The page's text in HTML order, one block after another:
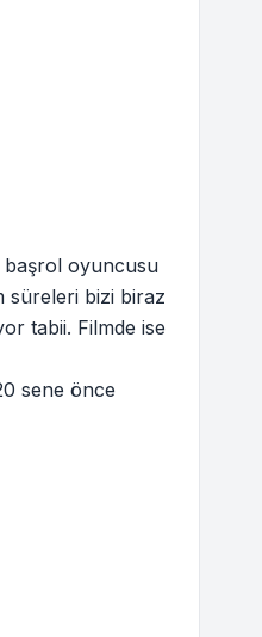
başrol oyuncusu
süreleri bizi biraz
tabii. Filmde ise
sene önce